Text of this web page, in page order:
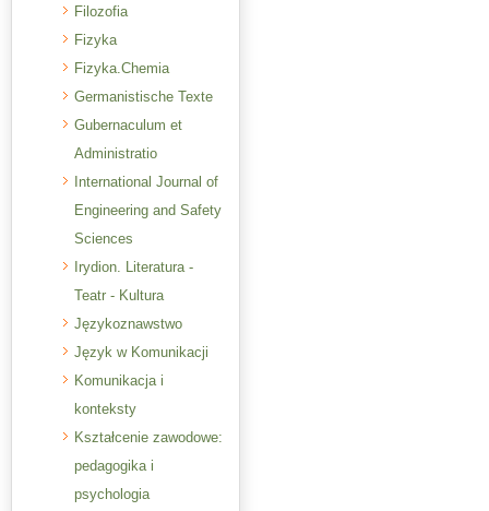
Filozofia
Fizyka
Fizyka.Chemia
Germanistische Texte
Gubernaculum et
Administratio
International Journal of
Engineering and Safety
Sciences
Irydion. Literatura -
Teatr - Kultura
Językoznawstwo
Język w Komunikacji
Komunikacja i
konteksty
Kształcenie zawodowe:
pedagogika i
psychologia